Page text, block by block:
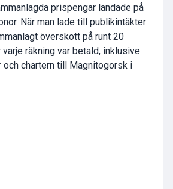
prispengar landade på
När man lade till publikintäkter
överskott på runt 20
räkning var betald, inklusive
och chartern till Magnitogorsk i